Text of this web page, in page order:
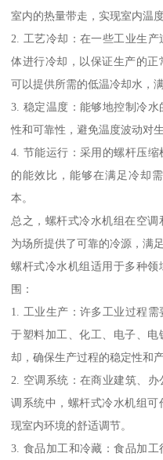
室内的热量带走，实现室内温
2. 工艺冷却：在一些工业生
体进行冷却，以保证生产的
可以提供所需的低温冷却水，
3. 稳定温度：能够地控制冷
性和可靠性，避免温度波动对
4. 节能运行：采用的螺杆压
的能效比，能够在满足冷却
本。
总之，螺杆式冷水机组在空调
为场所提供了可靠的冷源，满
螺杆式冷水机组适用于多种
围：
1. 工业生产：许多工业过程
于塑料加工、化工、电子、
却，确保生产过程的稳定性和产
2. 空调系统：在商业建筑、
调系统中，螺杆式冷水机组
现室内环境的舒适调节。
3. 食品加工和冷藏：食品加